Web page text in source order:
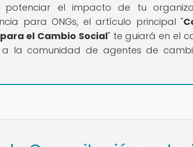
potenciar el impacto de tu
para ONGs, el artículo principal "
el Cambio Social" te guiará en el
a la comunidad de agentes de